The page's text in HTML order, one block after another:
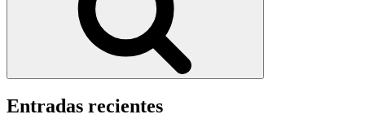
Entradas recientes